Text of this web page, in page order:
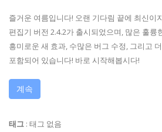
즐거운 여름입니다! 오랜 기다림 끝에 최신이
편집기 버전 2.4.2가 출시되었으며, 많은 훌륭
흥미로운 새 효과, 수많은 버그 수정, 그리고
포함되어 있습니다! 바로 시작해봅시다!
계속
태그 : 태그 없음